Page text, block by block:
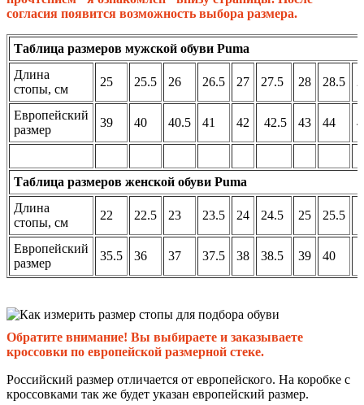
согласия появится возможность выбора размера.
Таблица размеров мужской обуви Puma
Длина
стопы, см
25 25.5 26 26.5 27 27.5 28 28.5
Европейский
размер
39 40 40.5 41 42 42.5 43 44
Таблица размеров женской обуви Puma
Длина
стопы, см
22 22.5 23 23.5 24 24.5 25 25.5
Европейский
размер
35.5 36 37 37.5 38 38.5 39 40
Обратите внимание! Вы выбираете и заказываете
кроссовки по европейской размерной стеке.
Российский размер отличается от европейского. На коробке с
кроссовками так же будет указан европейский размер.